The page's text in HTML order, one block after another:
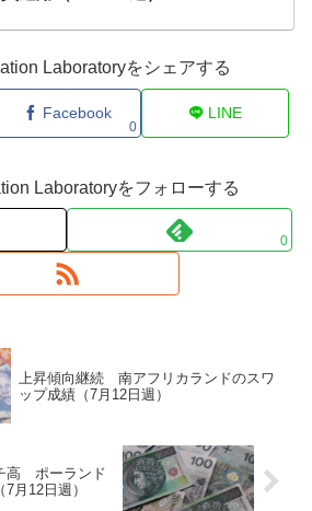
Laboratoryをシェアする
Facebook
0
LINE
Laboratoryをフォローする
0
上昇傾向継続 南アフリカランドのスワ
ップ成績（7月12日週）
高 ポーランド
月12日週）